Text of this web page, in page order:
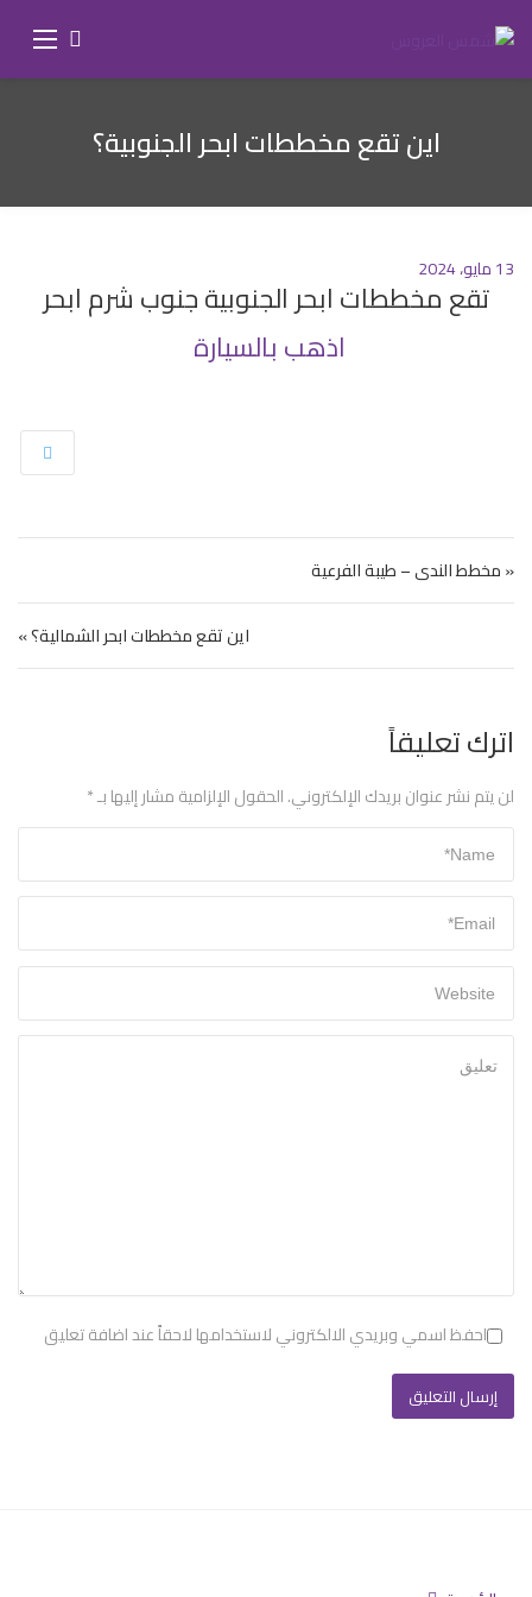
اين تقع مخططات ابحر الجنوبية؟
13 مايو، 2024
تقع مخططات ابحر الجنوبية جنوب شرم ابحر
اذهب بالسيارة
تصفّح المقالات
« مخطط الندى – طيبة الفرعية
اين تقع مخططات ابحر الشمالية؟ »
اترك تعليقاً
لن يتم نشر عنوان بريدك الإلكتروني.الحقول الإلزامية مشار إليها بـ*
احفظ اسمي وبريدي الالكتروني لاستخدامها لاحقاً عند اضافة تعليق